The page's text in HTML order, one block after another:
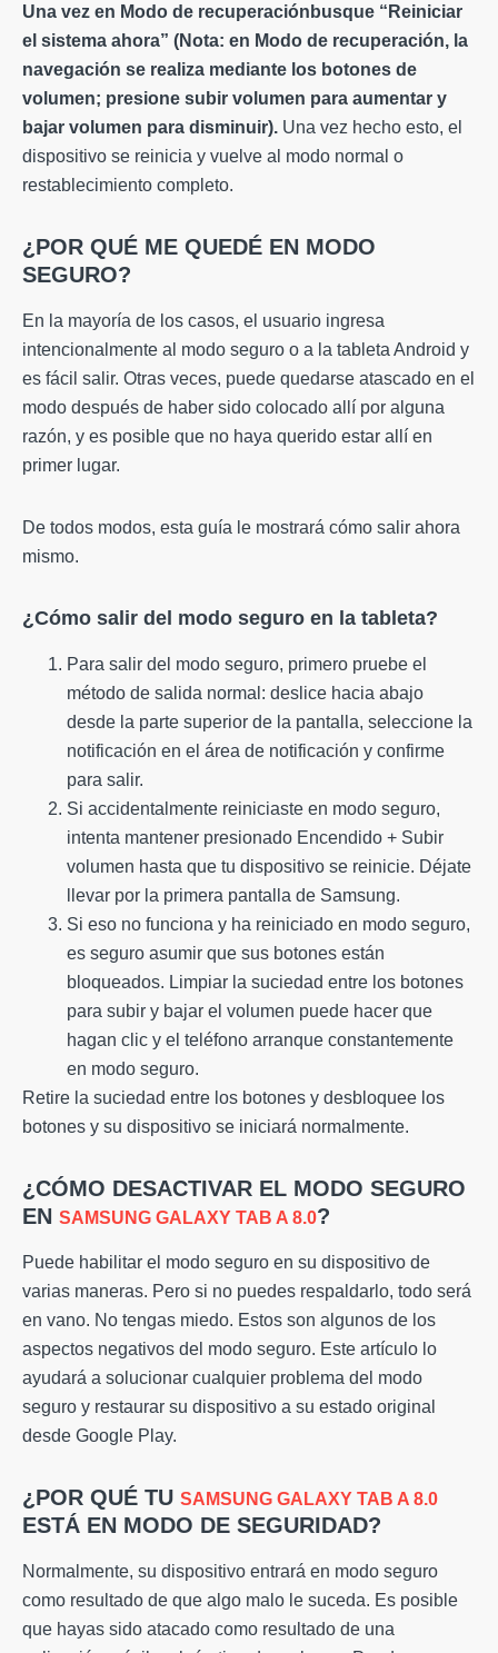
Una vez en Modo de recuperación busque “Reiniciar
el sistema ahora” (Nota: en Modo de recuperación, la
navegación se realiza mediante los botones de
volumen; presione subir volumen para aumentar y
bajar volumen para disminuir). Una vez hecho esto, el
dispositivo se reinicia y vuelve al modo normal o
restablecimiento completo.
¿POR QUÉ ME QUEDÉ EN MODO
SEGURO?
En la mayoría de los casos, el usuario ingresa
intencionalmente al modo seguro o a la tableta Android y
es fácil salir. Otras veces, puede quedarse atascado en el
modo después de haber sido colocado allí por alguna
razón, y es posible que no haya querido estar allí en
primer lugar.
De todos modos, esta guía le mostrará cómo salir ahora
mismo.
¿Cómo salir del modo seguro en la tableta?
Para salir del modo seguro, primero pruebe el
método de salida normal: deslice hacia abajo
desde la parte superior de la pantalla, seleccione la
notificación en el área de notificación y confirme
para salir.
Si accidentalmente reiniciaste en modo seguro,
intenta mantener presionado Encendido + Subir
volumen hasta que tu dispositivo se reinicie. Déjate
llevar por la primera pantalla de Samsung.
Si eso no funciona y ha reiniciado en modo seguro,
es seguro asumir que sus botones están
bloqueados. Limpiar la suciedad entre los botones
para subir y bajar el volumen puede hacer que
hagan clic y el teléfono arranque constantemente
en modo seguro.
Retire la suciedad entre los botones y desbloquee los
botones y su dispositivo se iniciará normalmente.
¿CÓMO DESACTIVAR EL MODO SEGURO
EN SAMSUNG GALAXY TAB A 8.0?
Puede habilitar el modo seguro en su dispositivo de
varias maneras. Pero si no puedes respaldarlo, todo será
en vano. No tengas miedo. Estos son algunos de los
aspectos negativos del modo seguro. Este artículo lo
ayudará a solucionar cualquier problema del modo
seguro y restaurar su dispositivo a su estado original
desde Google Play.
¿POR QUÉ TU SAMSUNG GALAXY TAB A 8.0
ESTÁ EN MODO DE SEGURIDAD?
Normalmente, su dispositivo entrará en modo seguro
como resultado de que algo malo le suceda. Es posible
que hayas sido atacado como resultado de una